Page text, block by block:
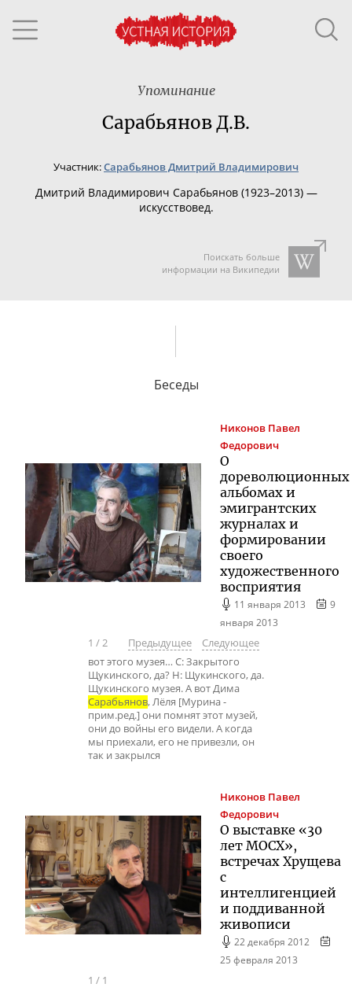
Упоминание
Сарабьянов Д.В.
Участник:Сарабьянов Дмитрий Владимирович
Дмитрий Владимирович Сарабьянов (1923–2013) —
искусствовед.
Поискать больше
информации на Википедии
Беседы
Никонов Павел
Федорович
О
дореволюционных
альбомах и
эмигрантских
журналах и
формировании
своего
художественного
восприятия
11 января 2013
9
января 2013
1 /2 Предыдущее
Следующее
вот этого музея… С: Закрытого
Щукинского, да? Н: Щукинского, да.
Щукинского музея. А вот Дима
Сарабьянов, Лёля [Мурина -
прим.ред.] они помнят этот музей,
они до войны его видели. А когда
мы приехали, его не привезли, он
так и закрылся
Никонов Павел
Федорович
О выставке «30
лет МОСХ»,
встречах Хрущева
с
интеллигенцией
и поддиванной
живописи
22 декабря 2012
25 февраля 2013
1 / 1